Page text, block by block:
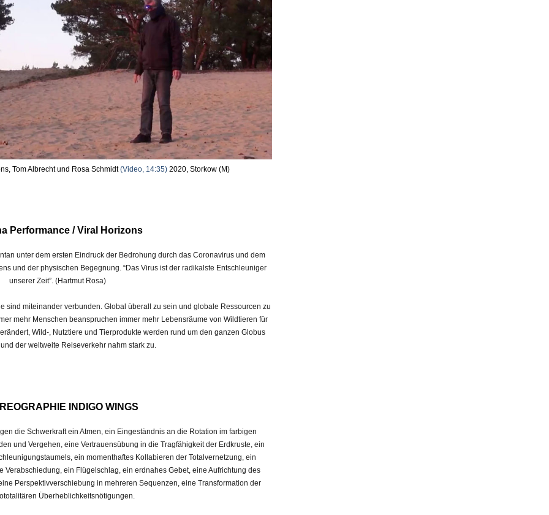
Tom Albrecht und Rosa Schmidt(Video, 14:35)2020, Storkow (M)
Performance / Viral Horizons
unter dem ersten Eindruck der Bedrohung durch das Coronavirus und dem
und der physischen Begegnung. “Das Virus ist der radikalste Entschleuniger
unserer Zeit”. (Hartmut Rosa)
sind miteinander verbunden. Global überall zu sein und globale Ressourcen zu
mehr Menschen beanspruchen immer mehr Lebensräume von Wildtieren für
Wild-, Nutztiere und Tierprodukte werden rund um den ganzen Globus
der weltweite Reiseverkehr nahm stark zu.
INDIGO WINGS
die Schwerkraft ein Atmen, ein Eingeständnis an die Rotation im farbigen
und Vergehen, eine Vertrauensübung in die Tragfähigkeit der Erdkruste, ein
ein momenthaftes Kollabieren der Totalvernetzung, ein
Verabschiedung, ein Flügelschlag, ein erdnahes Gebet, eine Aufrichtung des
Perspektivverschiebung in mehreren Sequenzen, eine Transformation der
Überheblichkeitsnötigungen.